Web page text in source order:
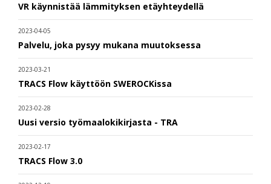
VR käynnistää lämmityksen etäyhteydellä
2023-04-05
Palvelu, joka pysyy mukana muutoksessa
2023-03-21
TRACS Flow käyttöön SWEROCKissa
2023-02-28
Uusi versio työmaalokikirjasta - TRA
2023-02-17
TRACS Flow 3.0